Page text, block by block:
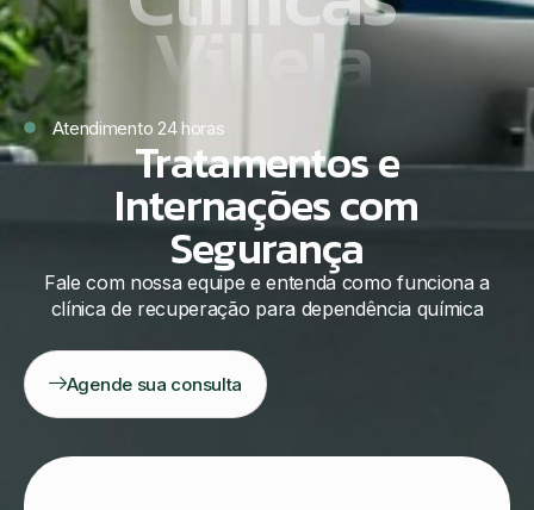
Villela
Atendimento 24 horas
Tratamentos e
Internações com
Segurança
Fale com nossa equipe e entenda como funciona a
clínica de recuperação para dependência química
Agende sua consulta